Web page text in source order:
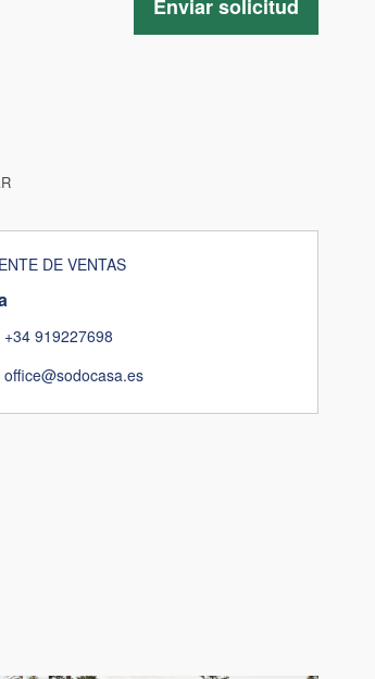
Enviar solicitud
DE VENTAS
+34 919227698
office@sodocasa.es